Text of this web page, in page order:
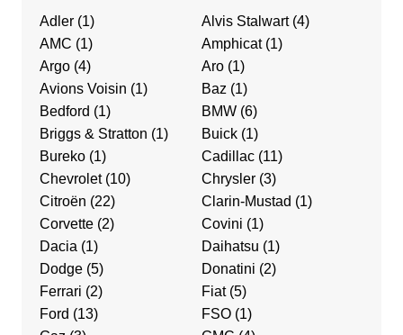
Adler(1) Alvis Stalwart(4)
AMC (1) Amphicat(1)
Argo(4) Aro(1)
Avions Voisin (1) Baz (1)
Bedford (1) BMW(6)
Briggs & Stratton (1) Buick(1)
Bureko(1) Cadillac(11)
Chevrolet(10) Chrysler(3)
Citroën (22) Clarin-Mustad (1)
Corvette(2) Covini (1)
Dacia (1) Daihatsu (1)
Dodge(5) Donatini (2)
Ferrari (2) Fiat(5)
Ford (13) FSO(1)